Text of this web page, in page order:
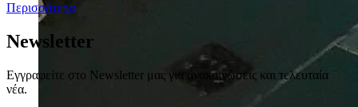
Περισσότερα
Newsletter
Εγγραφείτε στο Newsletter μας για ανακοινώσεις και τελευταία
νέα.